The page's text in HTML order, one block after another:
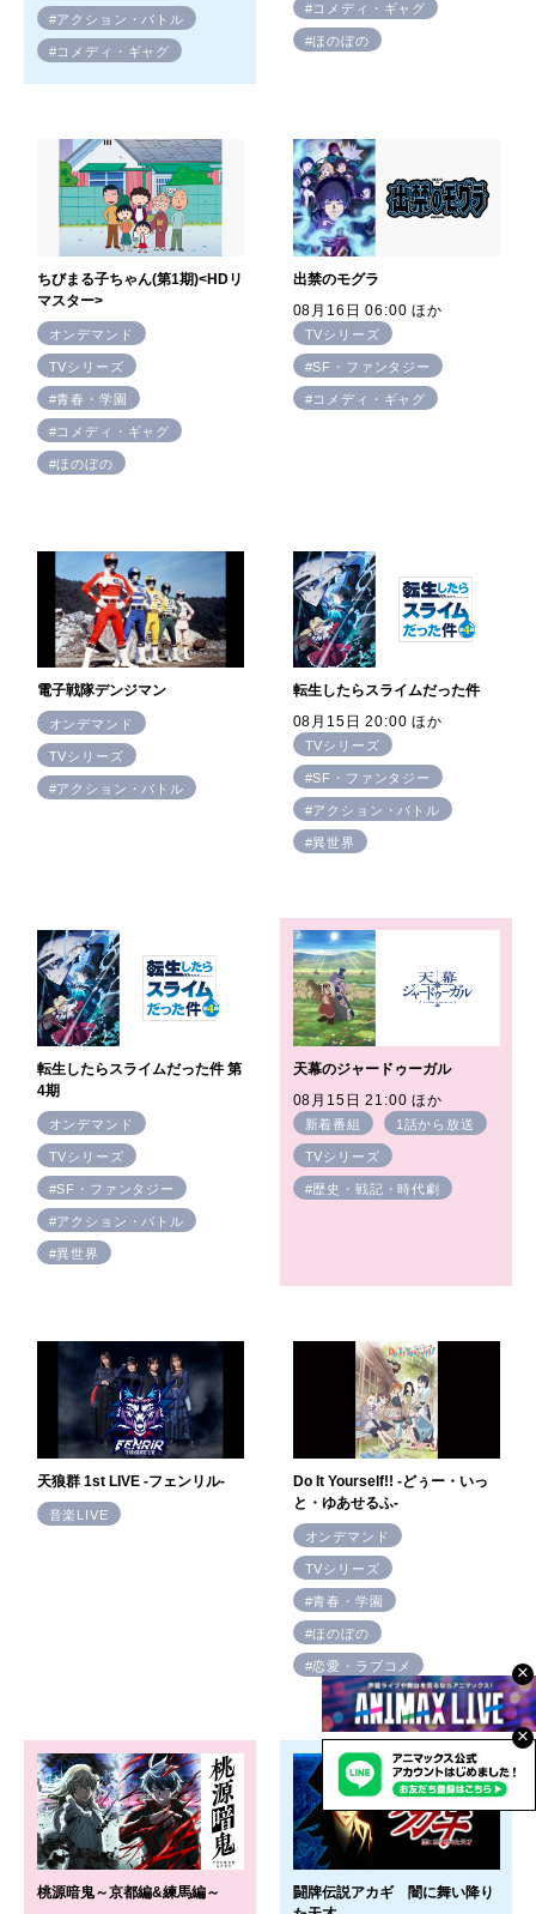
#アクション・バトル
#コメディ・ギャグ
#コメディ・ギャグ
#ほのぼの
ちびまる子ちゃん(第1期)<HDリ
マスター>
オンデマンド
TVシリーズ
#青春・学園
#コメディ・ギャグ
#ほのぼの
出禁のモグラ
08月16日 06:00 ほか
TVシリーズ
#SF・ファンタジー
#コメディ・ギャグ
電子戦隊デンジマン
オンデマンド
TVシリーズ
#アクション・バトル
転生したらスライムだった件
08月15日 20:00 ほか
TVシリーズ
#SF・ファンタジー
#アクション・バトル
#異世界
転生したらスライムだった件 第
4期
オンデマンド
TVシリーズ
#SF・ファンタジー
#アクション・バトル
#異世界
天幕のジャードゥーガル
08月15日 21:00 ほか
新着番組 1話から放送
TVシリーズ
#歴史・戦記・時代劇
天狼群 1st LIVE -フェンリル-
音楽LIVE
Do It Yourself!! -どぅー・いっ
と・ゆあせるふ-
オンデマンド
TVシリーズ
#青春・学園
#ほのぼの
#恋愛・ラブコメ
桃源暗鬼～京都編&練馬編～
闘牌伝説アカギ 闇に舞い降り
×
×